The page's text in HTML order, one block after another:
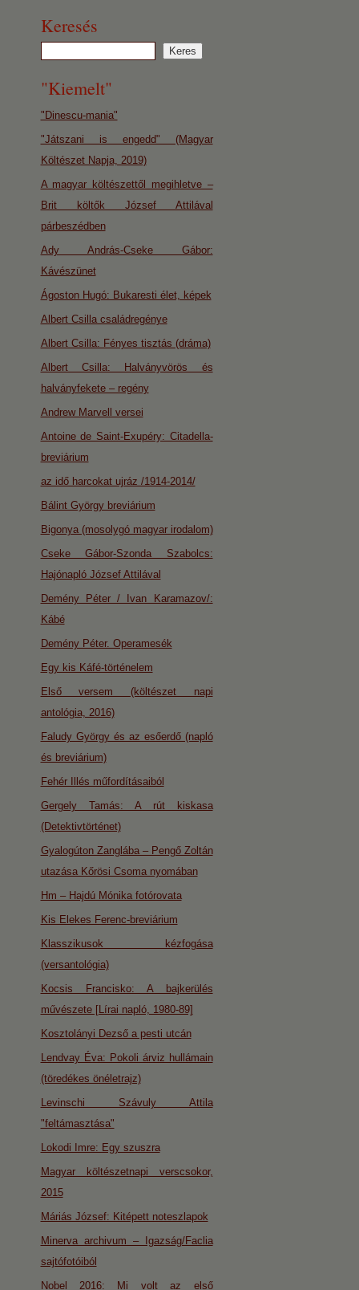
Keresés
"Kiemelt"
"Dinescu-mania"
"Játszani is engedd" (Magyar
Költészet Napja, 2019)
A magyar költészettől megihletve –
Brit költők József Attilával
párbeszédben
Ady András-Cseke Gábor:
Kávészünet
Ágoston Hugó: Bukaresti élet, képek
Albert Csilla családregénye
Albert Csilla: Fényes tisztás (dráma)
Albert Csilla: Halványvörös és
halványfekete – regény
Andrew Marvell versei
Antoine de Saint-Exupéry: Citadella-
breviárium
az idő harcokat ujráz /1914-2014/
Bálint György breviárium
Bigonya (mosolygó magyar irodalom)
Cseke Gábor-Szonda Szabolcs:
Hajónapló József Attilával
Demény Péter / Ivan Karamazov/:
Kábé
Demény Péter. Operamesék
Egy kis Káfé-történelem
Első versem (költészet napi
antológia, 2016)
Faludy György és az esőerdő (napló
és breviárium)
Fehér Illés műfordításaiból
Gergely Tamás: A rút kiskasa
(Detektivtörténet)
Gyalogúton Zanglába – Pengő Zoltán
utazása Kőrösi Csoma nyomában
Hm – Hajdú Mónika fotórovata
Kis Elekes Ferenc-breviárium
Klasszikusok kézfogása
(versantológia)
Kocsis Francisko: A bajkerülés
művészete [Lírai napló, 1980-89]
Kosztolányi Dezső a pesti utcán
Lendvay Éva: Pokoli árviz hullámain
(töredékes önéletrajz)
Levinschi Szávuly Attila
"feltámasztása"
Lokodi Imre: Egy szuszra
Magyar költészetnapi verscsokor,
2015
Máriás József: Kitépett noteszlapok
Minerva archivum – Igazság/Faclia
sajtófotóiból
Nobel 2016: Mi volt az első